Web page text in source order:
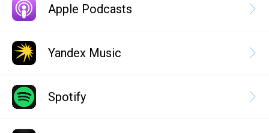
Apple Podcasts
Yandex Music
Spotify